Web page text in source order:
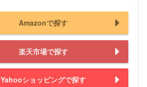
Amazonで探す
楽天市場で探す
Yahooショッピングで探す